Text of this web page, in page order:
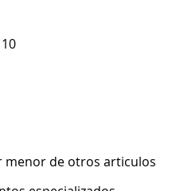
menor de otros articulos